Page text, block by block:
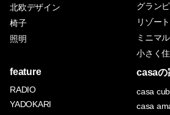
北欧デザイン
椅子
照明
グラン
リゾー
ミニマ
小さく
feature
RADIO
YADOKARI
casaの
casa
casa